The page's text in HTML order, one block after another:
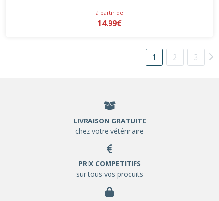
à partir de
14.99€
1 2 3
LIVRAISON GRATUITE
chez votre vétérinaire
PRIX COMPETITIFS
sur tous vos produits